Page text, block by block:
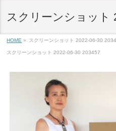
スクリーンショット
HOME » スクリーンショット 2022-06-30
スクリーンショット 2022-06-30 203457